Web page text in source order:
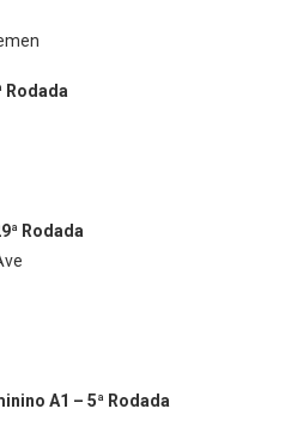
Rodada
Rodada
A1 – 5ª Rodada